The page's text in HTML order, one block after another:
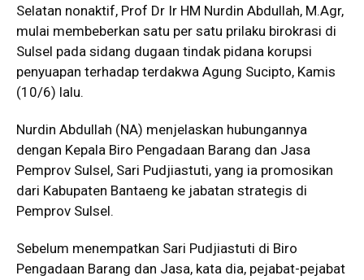
Selatan nonaktif, Prof Dr Ir HM Nurdin Abdullah, M.Agr,
mulai membeberkan satu per satu prilaku birokrasi di
Sulsel pada sidang dugaan tindak pidana korupsi
penyuapan terhadap terdakwa Agung Sucipto, Kamis
(10/6) lalu.
Nurdin Abdullah (NA) menjelaskan hubungannya
dengan Kepala Biro Pengadaan Barang dan Jasa
Pemprov Sulsel, Sari Pudjiastuti, yang ia promosikan
dari Kabupaten Bantaeng ke jabatan strategis di
Pemprov Sulsel.
Sebelum menempatkan Sari Pudjiastuti di Biro
Pengadaan Barang dan Jasa, kata dia, pejabat-pejabat